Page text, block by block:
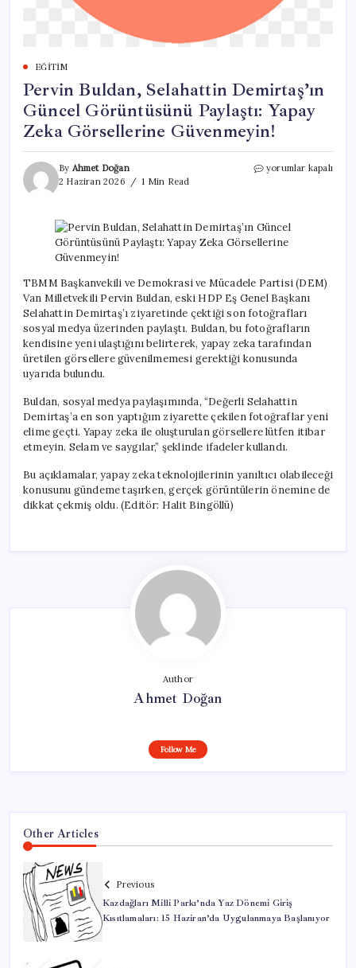
EĞITIM
Pervin Buldan, Selahattin Demirtaş’ın
Güncel Görüntüsünü Paylaştı: Yapay
Zeka Görsellerine Güvenmeyin!
By Ahmet Doğan
2 Haziran 2026
1 Min Read
Pervin
Güncel
Görüntüsünü
Paylaştı:
Görsellerine
Güvenmeyin!
için
yorumlar kapalı
TBMM Başkanvekili ve Demokrasi ve Mücadele Partisi (DEM)
Van Milletvekili Pervin Buldan, eski HDP Eş Genel Başkanı
Selahattin Demirtaş’ı ziyaretinde çektiği son fotoğrafları
sosyal medya üzerinden paylaştı. Buldan, bu fotoğrafların
kendisine yeni ulaştığını belirterek, yapay zeka tarafından
üretilen görsellere güvenilmemesi gerektiği konusunda
uyarıda bulundu.
Buldan, sosyal medya paylaşımında, “Değerli Selahattin
Demirtaş’a en son yaptığım ziyarette çekilen fotoğraflar yeni
elime geçti. Yapay zeka ile oluşturulan görsellere lütfen itibar
etmeyin. Selam ve saygılar,” şeklinde ifadeler kullandı.
Bu açıklamalar, yapay zeka teknolojilerinin yanıltıcı olabileceği
konusunu gündeme taşırken, gerçek görüntülerin önemine de
dikkat çekmiş oldu. (Editör: Halit Bingöllü)
Author
Ahmet Doğan
Follow Me
Other Articles
Previous
Kazdağları Milli Parkı’nda Yaz Dönemi Giriş
Kısıtlamaları: 15 Haziran’da Uygulanmaya Başlanıyor